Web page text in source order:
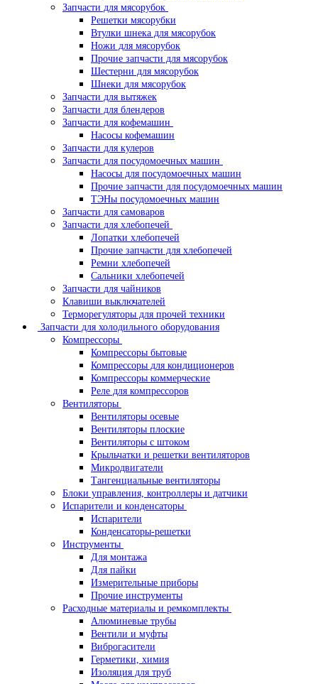
Запчасти для мясорубок
Решетки мясорубки
Втулки шнека для мясорубок
Ножи для мясорубок
Прочие запчасти для мясорубок
Шестерни для мясорубок
Шнеки для мясорубок
Запчасти для вытяжек
Запчасти для блендеров
Запчасти для кофемашин
Насосы кофемашин
Запчасти для кулеров
Запчасти для посудомоечных машин
Насосы для посудомоечных машин
Прочие запчасти для посудомоечных машин
ТЭНы посудомоечных машин
Запчасти для самоваров
Запчасти для хлебопечей
Лопатки хлебопечей
Прочие запчасти для хлебопечей
Ремни хлебопечей
Сальники хлебопечей
Запчасти для чайников
Клавиши выключателей
Терморегуляторы для прочей техники
Запчасти для холодильного оборудования
Компрессоры
Компрессоры бытовые
Компрессоры для кондиционеров
Компрессоры коммерческие
Реле для компрессоров
Вентиляторы
Вентиляторы осевые
Вентиляторы плоские
Вентиляторы с штоком
Крыльчатки и решетки вентиляторов
Микродвигатели
Тангенциальные вентиляторы
Блоки управления, контроллеры и датчики
Испарители и конденсаторы
Испарители
Конденсаторы-решетки
Инструменты
Для монтажа
Для пайки
Измерительные приборы
Прочие инструменты
Расходные материалы и ремкомплекты
Алюминевые трубы
Вентили и муфты
Виброгасители
Герметики, химия
Изоляция для труб